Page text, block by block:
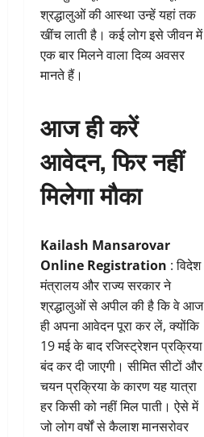
श्रद्धालुओं की आस्था उन्हें यहां तक
खींच लाती है। कई लोग इसे जीवन में
एक बार मिलने वाला दिव्य अवसर
मानते हैं।
आज ही करें
आवेदन, फिर नहीं
मिलेगा मौका
Kailash Mansarovar
Online Registration : विदेश
मंत्रालय और राज्य सरकार ने
श्रद्धालुओं से अपील की है कि वे आज
ही अपना आवेदन पूरा कर लें, क्योंकि
19 मई के बाद रजिस्ट्रेशन प्रक्रिया
बंद कर दी जाएगी। सीमित सीटों और
चयन प्रक्रिया के कारण यह यात्रा
हर किसी को नहीं मिल पाती। ऐसे में
जो लोग वर्षों से कैलाश मानसरोवर